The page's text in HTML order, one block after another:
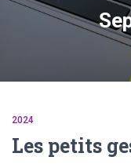
2024
Les petits